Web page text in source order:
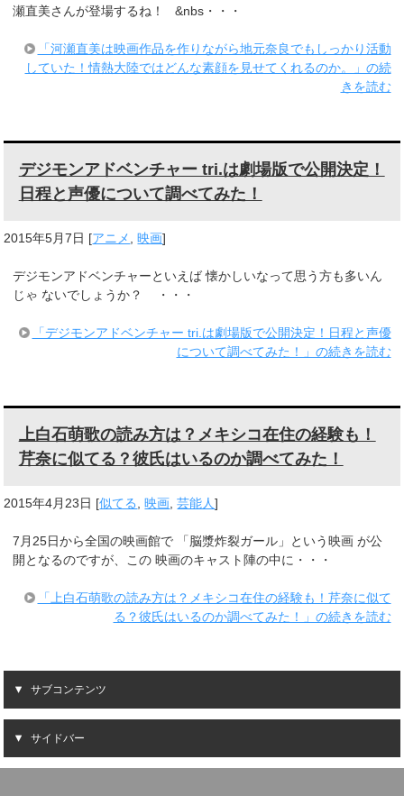
瀬直美さんが登場するね！ &nbs・・・
「河瀬直美は映画作品を作りながら地元奈良でもしっかり活動
していた！情熱大陸ではどんな素顔を見せてくれるのか。」の続
きを読む
デジモンアドベンチャー tri.は劇場版で公開決定！
日程と声優について調べてみた！
2015年5月7日 [アニメ ,映画]
デジモンアドベンチャーといえば 懐かしいなって思う方も多いん
じゃ ないでしょうか？ ・・・
「デジモンアドベンチャー tri.は劇場版で公開決定！日程と声優
について調べてみた！」の続きを読む
上白石萌歌の読み方は？メキシコ在住の経験も！
芹奈に似てる？彼氏はいるのか調べてみた！
2015年4月23日 [似てる,映画,芸能人]
7月25日から全国の映画館で 「脳漿炸裂ガール」という映画 が公
開となるのですが、この 映画のキャスト陣の中に・・・
「上白石萌歌の読み方は？メキシコ在住の経験も！芹奈に似て
る？彼氏はいるのか調べてみた！」の続きを読む
サブコンテンツ
サイドバー